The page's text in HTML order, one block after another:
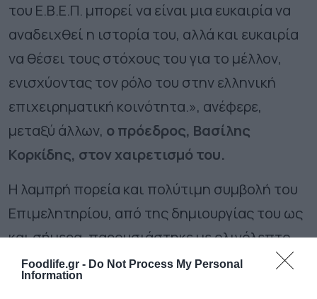
Foodlife.gr - Do Not Process My Personal
Information
του Ε.Β.Ε.Π. μπορεί να είναι μια ευκαιρία να
αναδειχθεί η ιστορία του, αλλά και ευκαιρία
να θέσει τους στόχους του για το μέλλον,
ενισχύοντας τον ρόλο του στην ελληνική
επιχειρηματική κοινότητα.», ανέφερε,
μεταξύ άλλων, ο πρόεδρος, Βασίλης
Κορκίδης, στον χαιρετισμό του.
Η λαμπρή πορεία και πολύτιμη συμβολή του
Επιμελητηρίου, από της δημιουργίας του ως
και σήμερα, παρουσιάστηκε με ολιγόλεπτο
βίντεο και αναφορές στα σημεία κλειδιά της
διαδρομής του. Το Ε.Β.Ε.Π., συμβάλλοντας